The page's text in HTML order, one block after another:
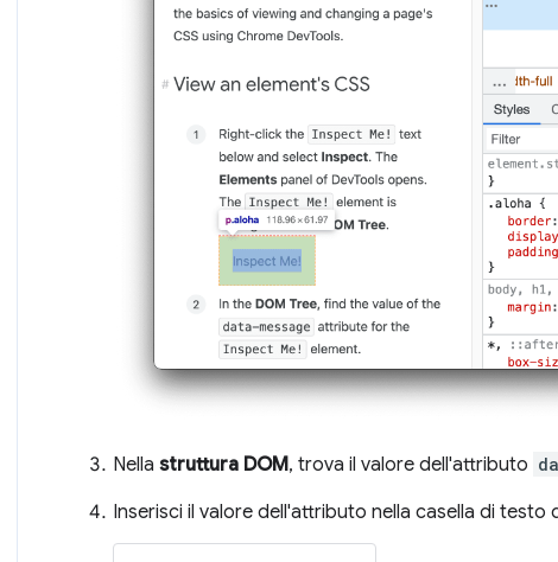
Nella struttura DOM, trova il valore dell'attributo
Inserisci il valore dell'attributo nella casella di testo